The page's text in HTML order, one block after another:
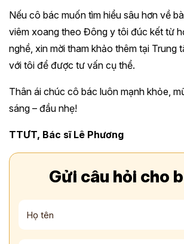
Nếu cô bác muốn tìm hiểu sâu hơn về
viêm xoang theo Đông y tôi đúc kết từ
nghề, xin mời tham khảo thêm tại Trung
với tôi để được tư vấn cụ thể.
Thân ái chúc cô bác luôn mạnh khỏe,
sáng – đầu nhẹ!
TTƯT, Bác sĩ Lê Phương
Gửi câu hỏi cho